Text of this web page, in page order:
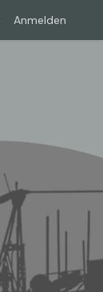
Anmelden